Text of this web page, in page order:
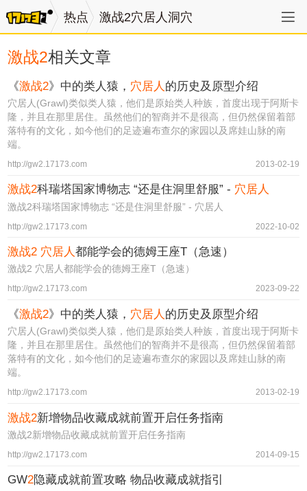
热点 激战2穴居人洞穴
激战2相关文章
《激战2》中的类人猿， 穴居人 的历史及原型介绍
穴居人(Grawl)类似类人猿，他们是原始类人种族，首度出现于阿斯卡
隆，并且在那里居住。虽然他们的智商并不是很高，但仍然保留着部
落特有的文化，如今他们的足迹遍布查尔的家园以及席娃山脉的南
端。
http://gw2.17173.com 2013-02-19
激战2科瑞塔国家博物志 “还是住洞里舒服” - 穴居人
激战2科瑞塔国家博物志 “还是住洞里舒服” - 穴居人
http://gw2.17173.com 2022-10-02
激战2 穴居人都能学会的德姆王座T（急速）
激战2 穴居人都能学会的德姆王座T（急速）
http://gw2.17173.com 2023-09-22
《激战2》中的类人猿， 穴居人 的历史及原型介绍
穴居人(Grawl)类似类人猿，他们是原始类人种族，首度出现于阿斯卡
隆，并且在那里居住。虽然他们的智商并不是很高，但仍然保留着部
落特有的文化，如今他们的足迹遍布查尔的家园以及席娃山脉的南
端。
http://gw2.17173.com 2013-02-19
激战2新增物品收藏成就前置开启任务指南
激战2新增物品收藏成就前置开启任务指南
http://gw2.17173.com 2014-09-15
GW2隐藏成就前置攻略 物品收藏成就指引